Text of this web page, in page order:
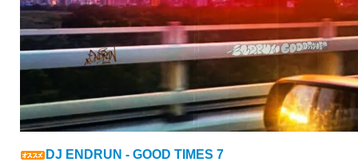
DJ ENDRUN - GOOD TIMES 7